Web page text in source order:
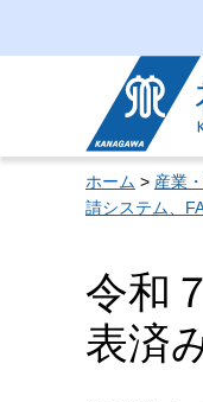
神奈川県
ホーム > 産業
請システム、
令和
表済